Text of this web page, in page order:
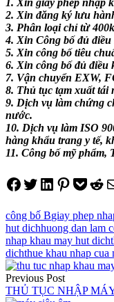
2. Xin đăng ký lưu
3. Phân loại chỉ từ
4. Xin Công bố đủ
5. Xin công bố tiêu
6. Xin công bố đủ điều
7. Vận chuyển EXW,
8. Thủ tục tạm xuất tái
9. Dịch vụ làm chứng
nước.
10. Dịch vụ làm ISO
hàng khẩu trang y tế,
11. Công bố mỹ
Share on Facebook
Tweet on Twitter
Share on LinkedIn
Pin on Pinterest
Save toShare on
công bố Bgiay phep
hut dichhuong dan lam
nhap khau may hut dich
dichthue khau nhap cua
Điều
hướng
Previous Post
THỦ TỤC NHẬP